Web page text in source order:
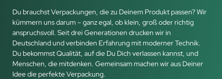
Du brauchst Verpackungen, die zu Deinem Produkt passen? Wir
kümmern uns darum – ganz egal, ob klein, groß oder richtig
anspruchsvoll. Seit drei Generationen drucken wir in
Deutschland und verbinden Erfahrung mit moderner Technik.
Du bekommst Qualität, auf die Du Dich verlassen kannst, und
Menschen, die mitdenken. Gemeinsam machen wir aus Deiner
Idee die perfekte Verpackung.